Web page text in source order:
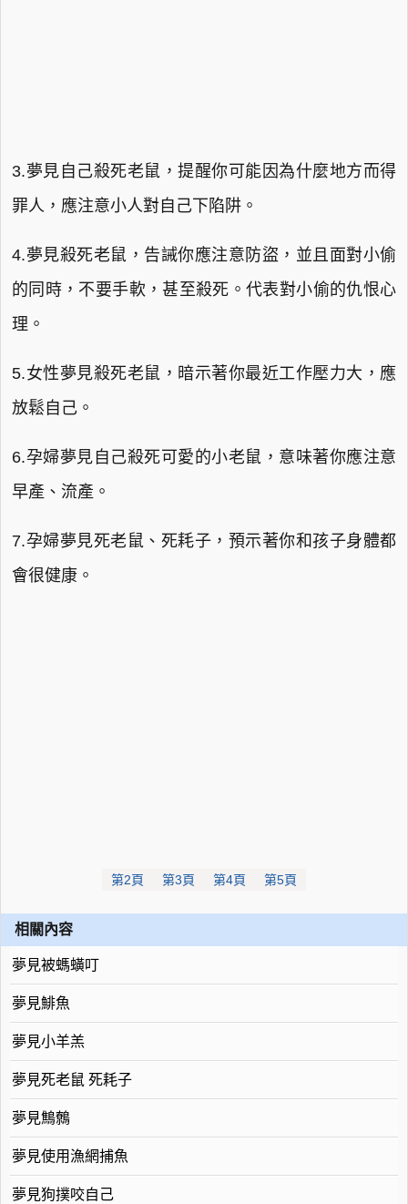
3.夢見自己殺死老鼠，提醒你可能因為什麼地方而得
罪人，應注意小人對自己下陷阱。
4.夢見殺死老鼠，告誡你應注意防盜，並且面對小偷
的同時，不要手軟，甚至殺死。代表對小偷的仇恨心
理。
5.女性夢見殺死老鼠，暗示著你最近工作壓力大，應
放鬆自己。
6.孕婦夢見自己殺死可愛的小老鼠，意味著你應注意
早產、流產。
7.孕婦夢見死老鼠、死耗子，預示著你和孩子身體都
會很健康。
第2頁 第3頁 第4頁 第5頁
相關內容
夢見被螞蟥叮
夢見鯡魚
夢見小羊羔
夢見死老鼠 死耗子
夢見鷦鷯
夢見使用漁網捕魚
夢見狗撲咬自己